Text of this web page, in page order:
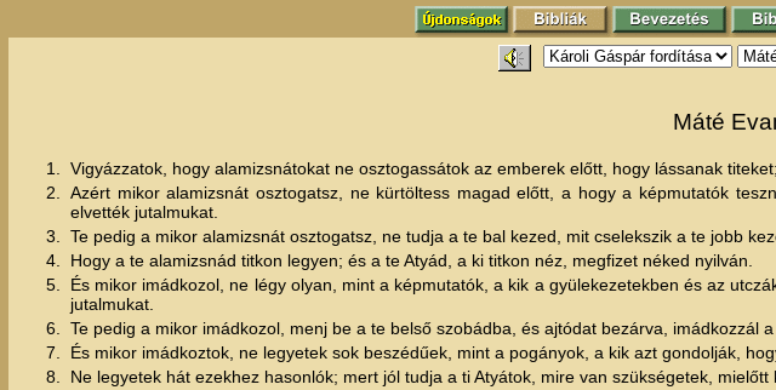
Máté
1.
Vigyázzatok, hogy alamizsnátokat ne osztogassátok az emberek előtt, hogy lássanak
2.
Azért mikor alamizsnát osztogatsz, ne kürtöltess magad előtt, a hogy a képmutatók
elvették jutalmukat.
3.
Te pedig a mikor alamizsnát osztogatsz, ne tudja a te bal kezed, mit cselekszik a te jobb
4.
Hogy a te alamizsnád titkon legyen; és a te Atyád, a ki titkon néz, megfizet néked nyilván.
5.
És mikor imádkozol, ne légy olyan, mint a képmutatók, a kik a gyülekezetekben és az
jutalmukat.
6.
Te pedig a mikor imádkozol, menj be a te belső szobádba, és ajtódat bezárva, imádkozzál
7.
És mikor imádkoztok, ne legyetek sok beszédűek, mint a pogányok, a kik azt gondolják,
8.
Ne legyetek hát ezekhez hasonlók; mert jól tudja a ti Atyátok, mire van szükségetek, mielőtt